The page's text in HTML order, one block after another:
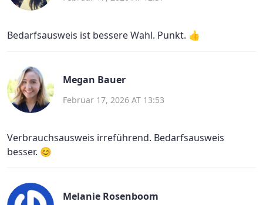
Bedarfsausweis ist bessere Wahl. Punkt. 👍
Megan Bauer
Februar 17, 2026 AT 13:53
Verbrauchsausweis irreführend. Bedarfsausweis
besser. 😊
Melanie Rosenboom